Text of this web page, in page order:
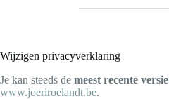
Wijzigen privacyverklaring
Je kan steeds de meest recente versie
www.joeriroelandt.be.